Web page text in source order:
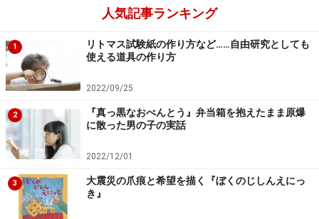
人気記事ランキング
1
リトマス試験紙の作り方など……自由研究としても
使える道具の作り方
2022/09/25
2
『真っ黒なおべんとう』弁当箱を抱えたまま原爆
に散った男の子の実話
2022/12/01
3
大震災の爪痕と希望を描く『ぼくのじしんえにっ
き』